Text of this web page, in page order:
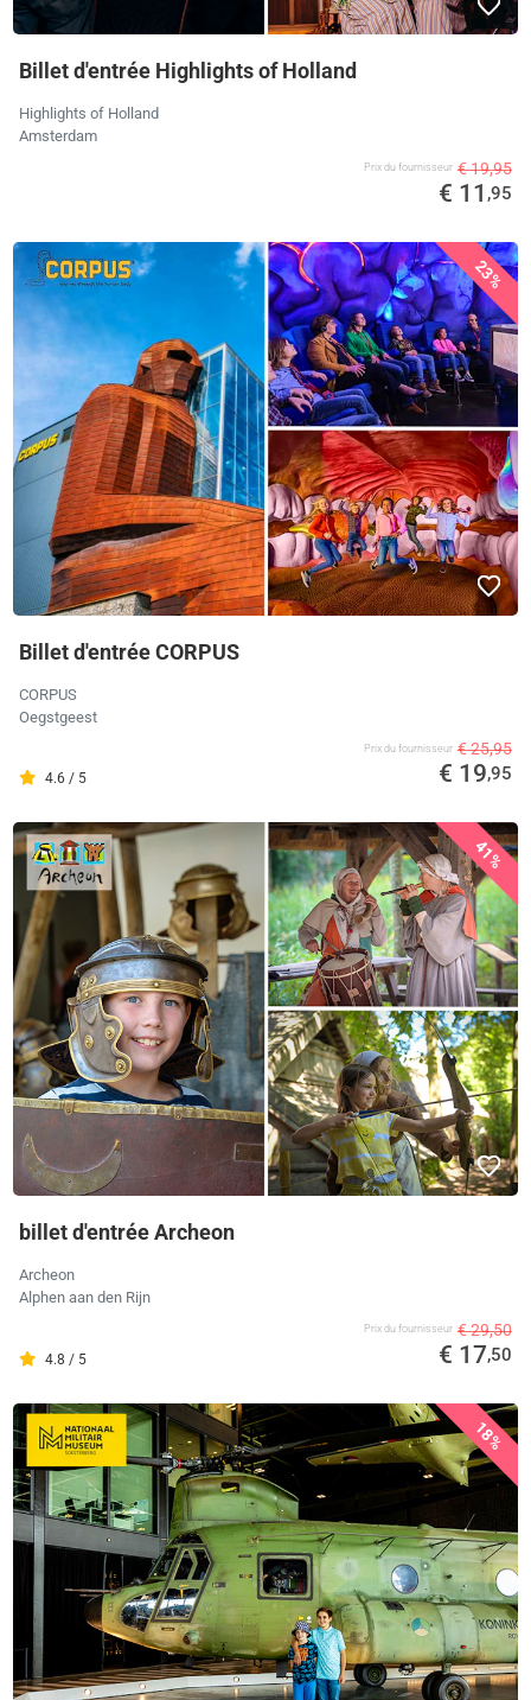
Billet d'entrée Highlights of Holland
Highlights of Holland
Amsterdam
Prix ​​du fournisseur € 19,95
€ 11 ,95
23%
Billet d'entrée CORPUS
CORPUS
Oegstgeest
4.6 / 5
Prix ​​du fournisseur € 25,95
€ 19,95
41%
billet d'entrée Archeon
Archeon
Alphen aan den Rijn
4.8 / 5
Prix ​​du fournisseur € 29,50
€ 17,50
18%